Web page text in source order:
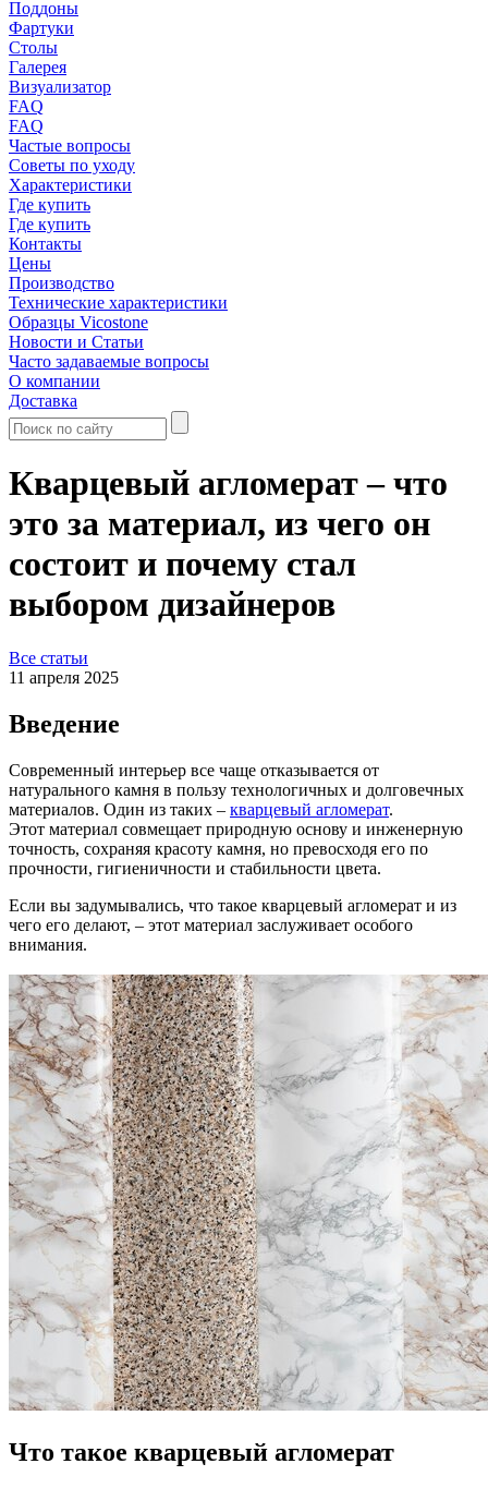
Поддоны
Фартуки
Столы
Галерея
Визуализатор
FAQ
FAQ
Частые вопросы
Советы по уходу
Характеристики
Где купить
Где купить
Контакты
Цены
Производство
Технические характеристики
Образцы Vicostone
Новости и Статьи
Часто задаваемые вопросы
О компании
Доставка
Кварцевый агломерат – что
это за материал, из чего он
состоит и почему стал
выбором дизайнеров
Все статьи
11 апреля 2025
Введение
Современный интерьер все чаще отказывается от
натурального камня в пользу технологичных и долговечных
материалов. Один из таких – кварцевый агломерат.
Этот материал совмещает природную основу и инженерную
точность, сохраняя красоту камня, но превосходя его по
прочности, гигиеничности и стабильности цвета.
Если вы задумывались, что такое кварцевый агломерат и из
чего его делают, – этот материал заслуживает особого
внимания.
Что такое кварцевый агломерат